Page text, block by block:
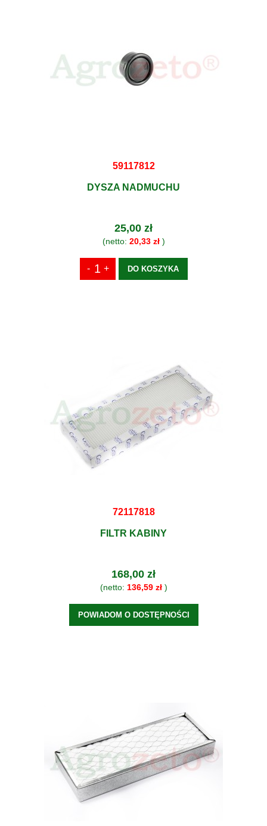
59117812
DYSZA NADMUCHU
25,00 zł
(netto: 20,33 zł)
DO KOSZYKA
72117818
FILTR KABINY
168,00 zł
(netto: 136,59 zł)
POWIADOM O DOSTĘPNOŚCI